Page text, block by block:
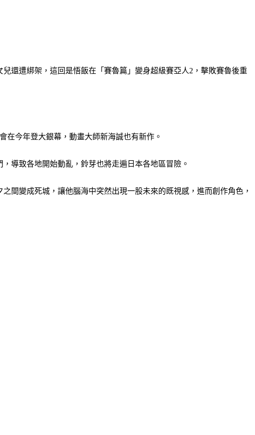
還遭綁架，這回是悟飯在「賽魯篇」變身超級賽亞人2，擊敗賽魯後重
在今年登大銀幕，動畫大師新海誠也有新作。
導致各地開始動亂，鈴芽也將走遍日本各地區冒險。
間變成死城，讓他腦海中突然出現一股未來的既視感，進而創作角色，